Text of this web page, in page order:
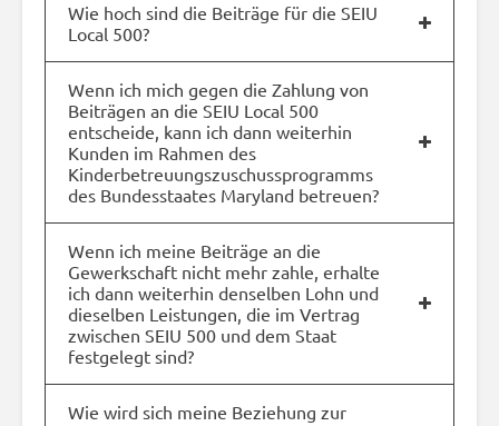
Wie hoch sind die Beiträge für die SEIU
Local 500?
Wenn ich mich gegen die Zahlung von
Beiträgen an die SEIU Local 500
entscheide, kann ich dann weiterhin
Kunden im Rahmen des
Kinderbetreuungszuschussprogramms
des Bundesstaates Maryland betreuen?
Wenn ich meine Beiträge an die
Gewerkschaft nicht mehr zahle, erhalte
ich dann weiterhin denselben Lohn und
dieselben Leistungen, die im Vertrag
zwischen SEIU 500 und dem Staat
festgelegt sind?
Wie wird sich meine Beziehung zur